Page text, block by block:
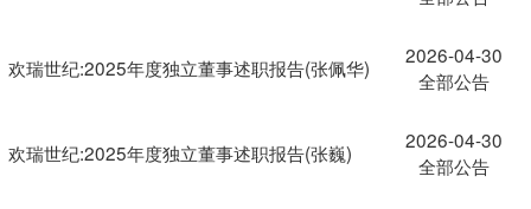
欢瑞世纪:2025年度独立董事述职报告(张佩华)
2026-04-30
全部公告
欢瑞世纪:2025年度独立董事述职报告(张巍)
2026-04-30
全部公告